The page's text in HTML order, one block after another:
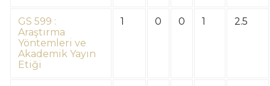
GS 599 :
Araştırma
Yöntemleri ve
Akademik Yayın
Etiği
1 0 0 1 2.5